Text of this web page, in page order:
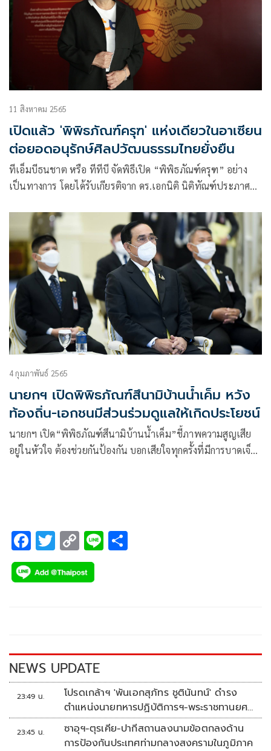
11 สิงหาคม 2565
เปิดแล้ว 'พิพิธภัณฑ์ครุฑ' แห่งเดียวในอาเซียน
ต่อยอดอนุรักษ์ศิลปวัฒนธรรมไทยยั่งยืน
ทีเอ็มบีธนชาต หรือ ทีทีบี จัดพิธีเปิด “พิพิธภัณฑ์ครุฑ” อย่าง
เป็นทางการ โดยได้รับเกียรติจาก ดร.เอกนิติ นิติทัณฑ์ประภาศ
พระครูวิศิษฏ์พิทยาคม (วราห์ ปุญญวโร)
4 กุมภาพันธ์ 2565
นายกฯ เปิดพิพิธภัณฑ์สึนามิบ้านน้ำเค็ม หวัง
ท้องถิ่น-เอกชนมีส่วนร่วมดูแลให้เกิดประโยชน์
นายกฯ เปิด“พิพิธภัณฑ์สึนามิบ้านน้ำเค็ม”ชี้ภาพความสูญเสีย
อยู่ในหัวใจ ต้องช่วยกันป้องกัน บอกเสียใจทุกครั้งที่มีการบาดเจ็บ
F
ac
e
k
T
wi
tt
C
o
p
k
Li
NEWS UPDATE
23:49 น.
โปรดเกล้าฯ 'พันเอกสุภัทร ชูตินันทน์' ดำรง
ตำแหน่งนายทหารปฏิบัติการฯ-พระราชทานยศ
'พลตรี'
23:45 น.
ซาอุฯ-ตุรเคีย-ปากีสถานลงนามข้อตกลงด้าน
การป้องกันประเทศท่ามกลางสงครามในภูมิภาค